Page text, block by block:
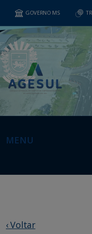
GOVERNO MS
MENU
‹ Voltar